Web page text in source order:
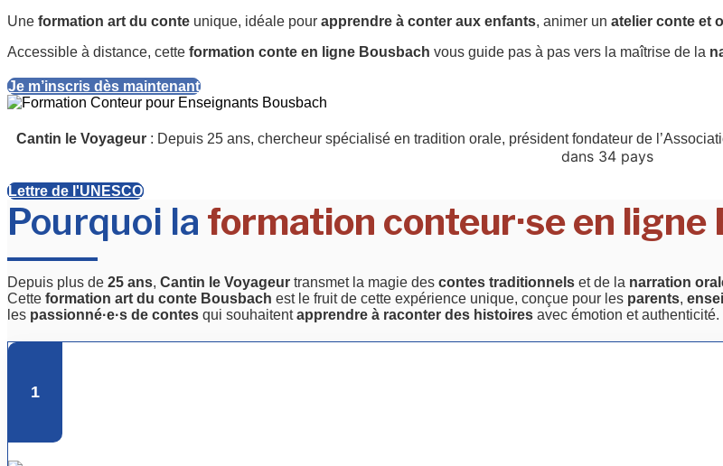
Une formation art du conte unique, idéale pour apprendre à conter aux enfants, animer un atelier conte et
Accessible à distance, cette formation conte en ligne Bousbach vous guide pas à pas vers la maîtrise de la
Je m’inscris dès maintenant
Cantin le Voyageur : Depuis 25 ans, chercheur spécialisé en tradition orale, président fondateur de
dans 34 pays
Lettre de l'UNESCO
Pourquoi la formation conteur·se en ligne
Depuis plus de 25 ans, Cantin le Voyageur transmet la magie des contes traditionnels et de la narration
Cette formation art du conte Bousbach est le fruit de cette expérience unique, conçue pour les parents,
les passionné·e·s de contes qui souhaitentapprendre à raconter des histoires avec émotion et authenticité.
1